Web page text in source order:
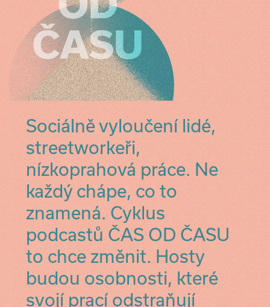
Sociálně vyloučení lidé,
streetworkeři,
nízkoprahová práce. Ne
každý chápe, co to
znamená. Cyklus
podcastů ČAS OD ČASU
to chce změnit. Hosty
budou osobnosti, které
svojí prací odstraňují